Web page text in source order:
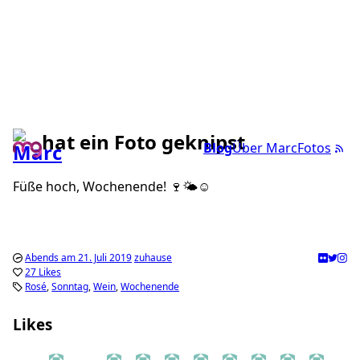
BlogÜber MarcFotos
hat ein Foto geknipst
Füße hoch, Wochenende! 🍷🌤☺️
Abends am 21. Juli 2019zuhause
27 Likes
Rosé Sonntag Wein Wochenende
Likes